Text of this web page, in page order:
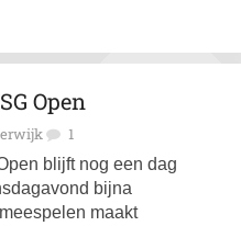
Open
1
blijft nog een dag
bijna
maakt